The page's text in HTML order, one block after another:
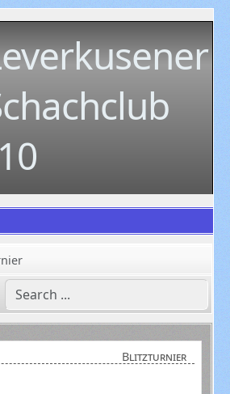
Blitzturnier